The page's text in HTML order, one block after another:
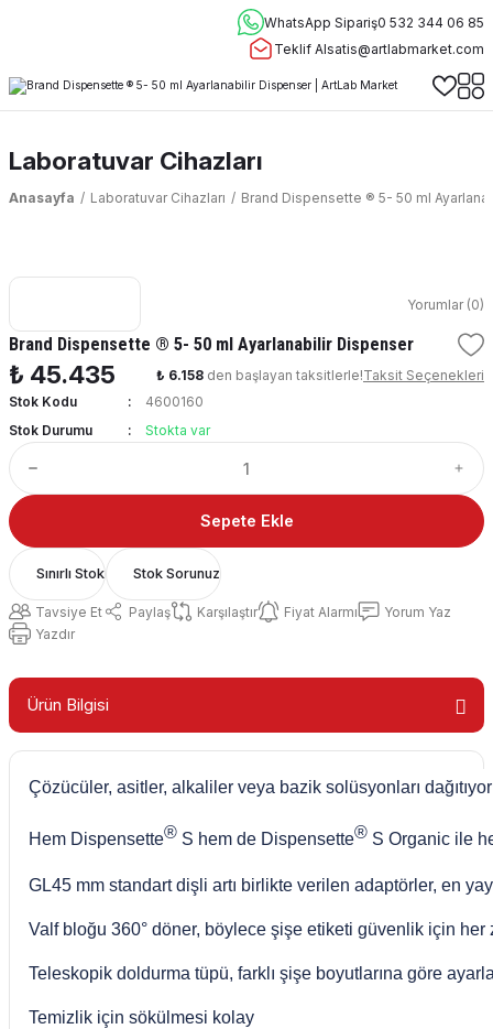
WhatsApp Sipariş0 532 344 06 85
Teklif Alsatis@artlabmarket.com
Laboratuvar Cihazları
Anasayfa Laboratuvar Cihazları Brand Dispensette ® 5- 50 ml
Yorumlar (0)
Brand Dispensette ® 5- 50 ml Ayarlanabilir Dispenser
₺ 45.435 ₺ 6.158 den başlayan taksitlerle!Taksit Seçenekleri
Stok Kodu
4600160
Stok Durumu
Stokta var
Sepete Ekle
Sınırlı Stok Stok Sorunuz
Tavsiye Et Paylaş Karşılaştır Fiyat Alarmı
Yorum Yaz
Yazdır
Ürün Bilgisi
Çözücüler, asitler, alkaliler veya bazik solüsyonları
Hem Dispensette® S hem de Dispensette® S Organic ile
GL45 mm standart dişli artı birlikte verilen adaptörler, en
Valf bloğu 360° döner, böylece şişe etiketi güvenlik için her
Teleskopik doldurma tüpü, farklı şişe boyutlarına göre
Temizlik için sökülmesi kolay